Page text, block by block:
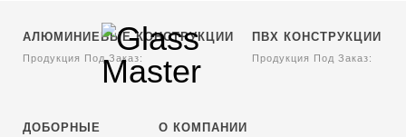
АЛЮМИНИЕВЫЕ КОНСТРУКЦИИ
Продукция Под Заказ:
ПВХ КОНСТРУКЦИИ
Продукция Под Заказ:
ДОБОРНЫЕ О КОМПАНИИ